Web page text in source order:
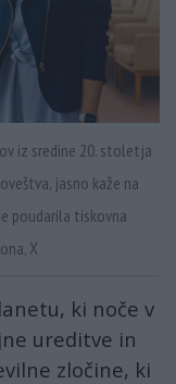
iz sredine 20. stoletja
jasno kaže na
poudarila tiskovna
X
ki noče v
ureditve in
zločine, ki